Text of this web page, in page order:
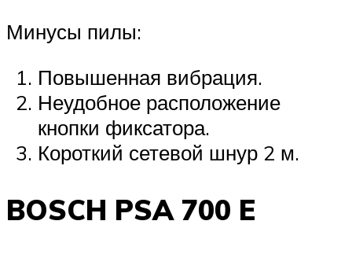
Минусы пилы:
Повышенная вибрация.
Неудобное расположение
кнопки фиксатора.
Короткий сетевой шнур 2 м.
BOSCH PSA 700 E